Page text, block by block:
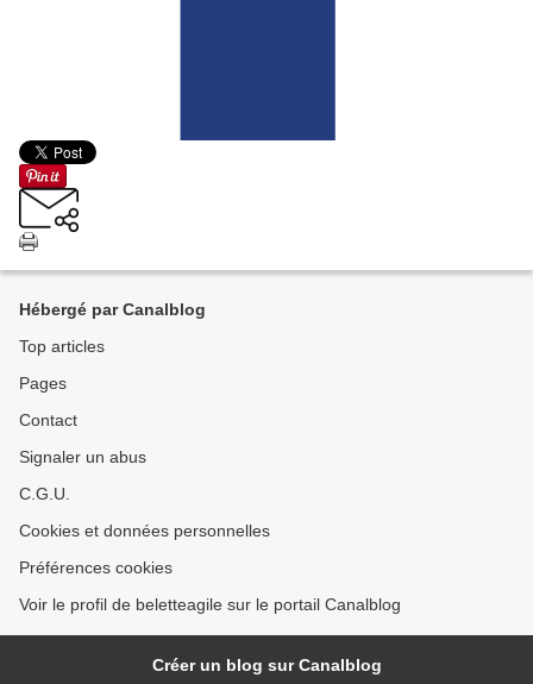
Hébergé par Canalblog
Top articles
Pages
Contact
Signaler un abus
C.G.U.
Cookies et données personnelles
Préférences cookies
Voir le profil de beletteagile sur le portail Canalblog
Créer un blog sur Canalblog